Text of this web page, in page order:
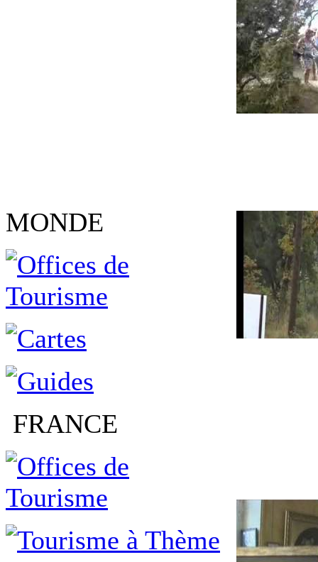
MONDE
FRANCE